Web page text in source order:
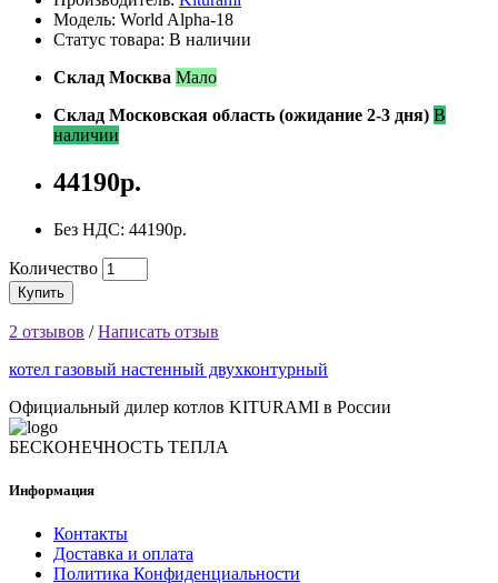
Модель: World Alpha-18
Статус товара: В наличии
Склад Москва Мало
Склад Московская область (ожидание 2-3 дня) В
наличии
44190р.
Без НДС: 44190р.
Количество
Купить
2 отзывов /Написать отзыв
котел газовый настенный двухконтурный
Официальный дилер котлов KITURAMI в России
БЕСКОНЕЧНОСТЬ ТЕПЛА
Информация
Контакты
Доставка и оплата
Политика Конфиденциальности